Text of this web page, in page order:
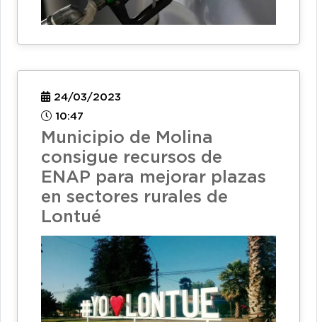
24/03/2023
10:47
Municipio de Molina
consigue recursos de
ENAP para mejorar plazas
en sectores rurales de
Lontué